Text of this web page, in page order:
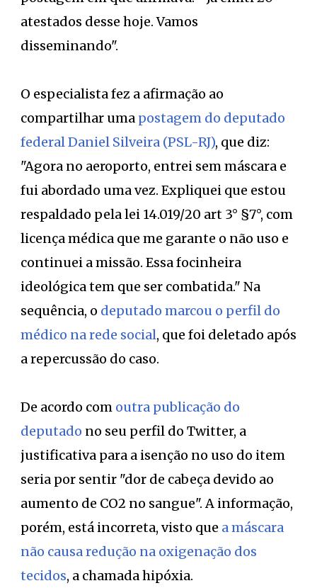
atestados desse hoje. Vamos
disseminando".
O especialista fez a afirmação ao
compartilhar uma postagem do deputado
federal Daniel Silveira (PSL-RJ), que diz:
"Agora no aeroporto, entrei sem máscara e
fui abordado uma vez. Expliquei que estou
respaldado pela lei 14.019/20 art 3° §7°, com
licença médica que me garante o não uso e
continuei a missão. Essa focinheira
ideológica tem que ser combatida." Na
sequência, o deputado marcou o perfil do
médico na rede social, que foi deletado após
a repercussão do caso.
De acordo com outra publicação do
deputado no seu perfil do Twitter, a
justificativa para a isenção no uso do item
seria por sentir "dor de cabeça devido ao
aumento de CO2 no sangue". A informação,
porém, está incorreta, visto que a máscara
não causa redução na oxigenação dos
tecidos, a chamada hipóxia.